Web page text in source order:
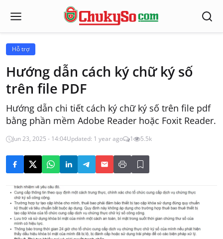
Hỗ trợ
Hướng dẫn cách ký chữ ký số
trên file PDF
Hướng dẫn chi tiết cách ký chữ ký số trên file pdf
bằng phần mềm Adobe Reader hoặc Foxit Reader.
Jun 23, 2025 - 14:04Updated: 1 year ago 1 5.5k